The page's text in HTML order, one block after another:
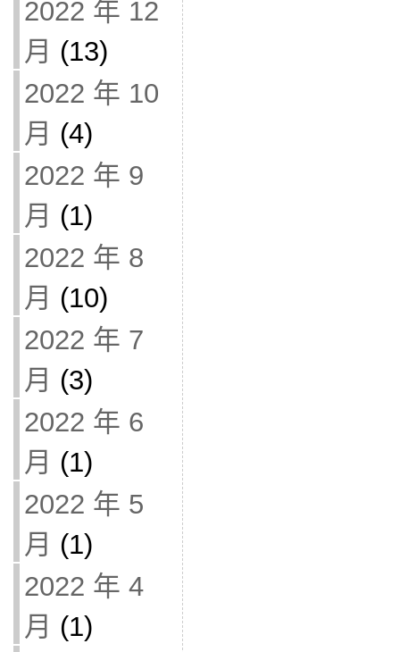
2022 年 12
月 (13)
2022 年 10
月 (4)
2022 年 9
月 (1)
2022 年 8
月 (10)
2022 年 7
月 (3)
2022 年 6
月 (1)
2022 年 5
月 (1)
2022 年 4
月 (1)